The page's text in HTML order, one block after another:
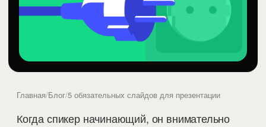
Главная/Блог/5 обязательных слайдов для презентации
Когда спикер начинающий, он внимательно